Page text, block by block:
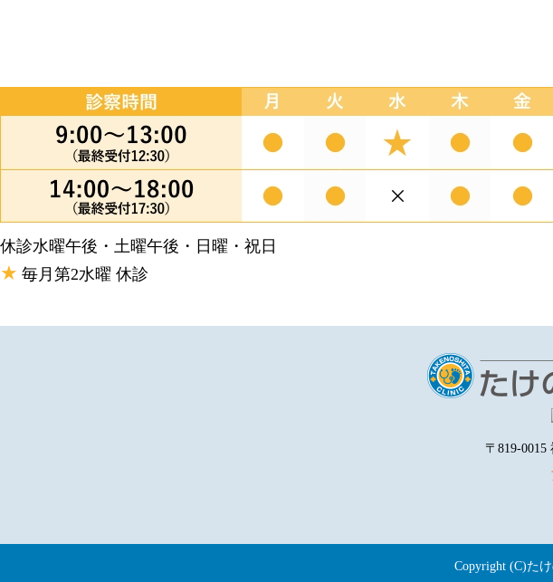
休診水曜午後・土曜午後・日曜・祝日
★ 毎月第2水曜 休診
〒819-
Copyright (C)た